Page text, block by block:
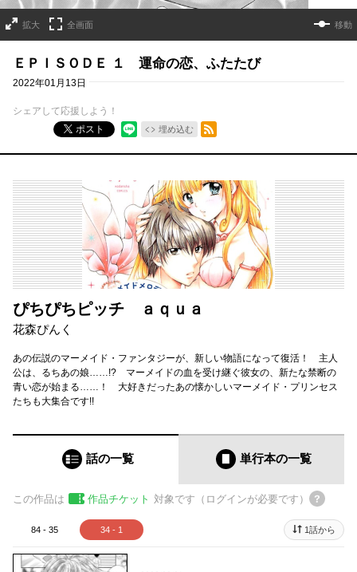
拡大 全画面 移動
ＥＰＩＳＯＤＥ １ 運命の恋、ふたたび
2022年01月13日
シェアして応援しよう！
ポスト
埋め込む
RSSフィード
ぴちぴちピッチ ａｑｕａ
花森ぴんく
あの伝説のマーメイド・ファンタジーが、新しい物語になって復活！ 主人
公は、るちあの娘……!? マーメイドの血を受け継ぐ彼女の、新たな禁断の
青い恋が始まる……！ 大好きだったあの懐かしいマーメイド・プリンセス
たちも大集合です!!
話の一覧 単行本の一覧
この作品は 作品チケット 対象です（ログインが必要です）
84 - 35 34 - 1 1話から